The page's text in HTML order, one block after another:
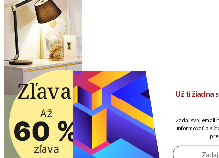
Už ti žiadna
Zadaj svoj email
informovať o